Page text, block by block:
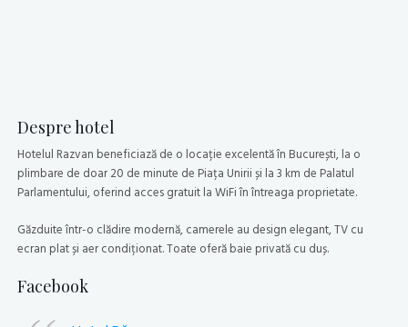
Despre hotel
Hotelul Razvan beneficiază de o locație excelentă în București, la o
plimbare de doar 20 de minute de Piața Unirii și la 3 km de Palatul
Parlamentului, oferind acces gratuit la WiFi în întreaga proprietate.
Găzduite într-o clădire modernă, camerele au design elegant, TV cu
ecran plat și aer condiționat. Toate oferă baie privată cu duș.
Facebook